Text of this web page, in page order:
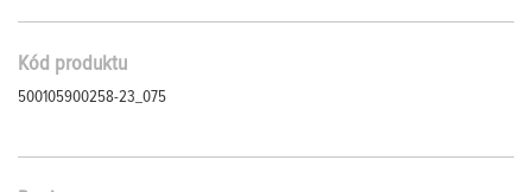
Kód produktu
500105900258-23_075